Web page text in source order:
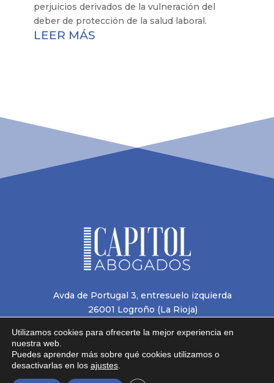
perjuicios derivados de la vulneración del
deber de protección de la salud laboral.
LEER MÁS
Avda de Portugal 3, entresuelo izquierda
26001 Logroño (La Rioja)
gabinete@abogadoscapitol.com
Aviso legal
Utilizamos cookies para ofrecerte la mejor experiencia en
nuestra web.
Puedes aprender más sobre qué cookies utilizamos o
desactivarlas en los ajustes